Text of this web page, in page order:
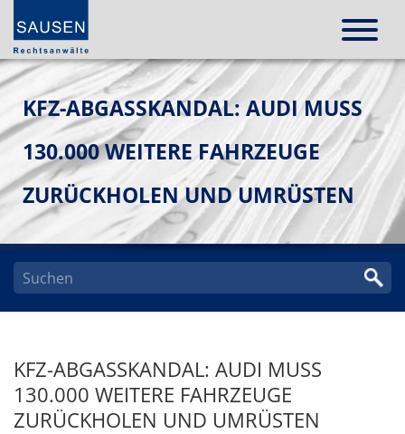
KFZ-ABGASSKANDAL: AUDI MUSS
130.000 WEITERE FAHRZEUGE
ZURÜCKHOLEN UND UMRÜSTEN
KFZ-ABGASSKANDAL: AUDI MUSS
130.000 WEITERE FAHRZEUGE
ZURÜCKHOLEN UND UMRÜSTEN